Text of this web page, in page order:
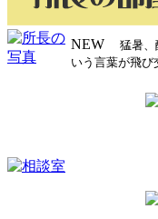
NEW
猛暑、
いう言葉が飛び